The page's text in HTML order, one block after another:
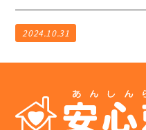
2024.10.31